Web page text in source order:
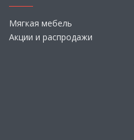
Мягкая мебель
Акции и распродажи